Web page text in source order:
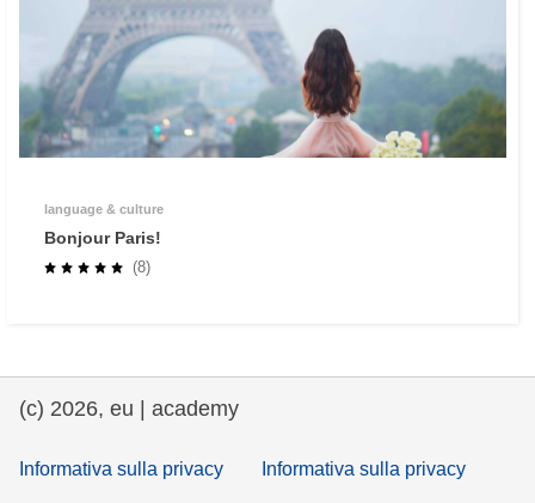
language & culture
Bonjour Paris!
(8)
(c) 2026, eu | academy
Informativa sulla privacy Informativa sulla privacy